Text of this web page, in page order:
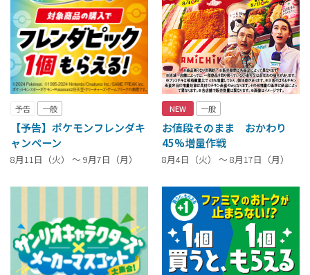
予告 一般
【予告】ポケモンフレンダキ
ャンペーン
8月11日（火） ～ 9月7日（月）
NEW 一般
お値段そのまま おかわり
45%増量作戦
8月4日（火） ～ 8月17日（月）